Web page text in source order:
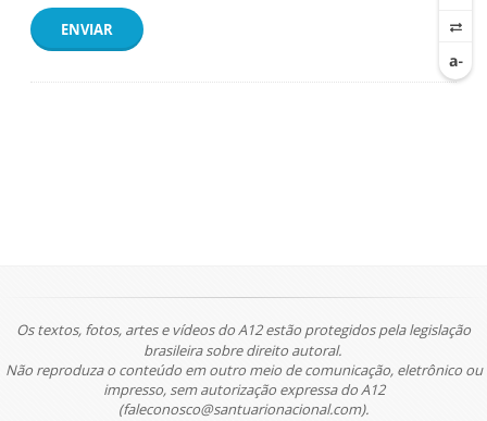
ENVIAR
Os textos, fotos, artes e vídeos do A12 estão protegidos pela legislação
brasileira sobre direito autoral.
Não reproduza o conteúdo em outro meio de comunicação, eletrônico ou
impresso, sem autorização expressa do A12
(faleconosco@santuarionacional.com).